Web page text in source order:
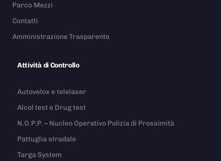
Parco Mezzi
Contatti
Amministrazione Trasparente
Attività di Controllo
Autovelox e telelaser
Alcol test e Drug test
N.O.P.P. – Nucleo Operativo Polizia di Prossimità
Pattuglia stradale
Targa System